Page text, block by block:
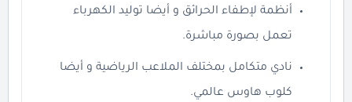
أنظمة لإطفاء الحرائق و أيضا توليد الكهرباء
تعمل بصورة مباشرة.
نادي متكامل بمختلف الملاعب الرياضية و أيضا
كلوب هاوس عالمي.